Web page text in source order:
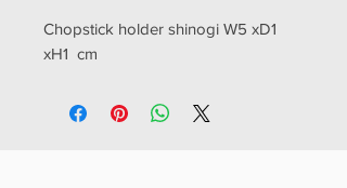
Chopstick holder shinogi W5 xD1
xH1 cm